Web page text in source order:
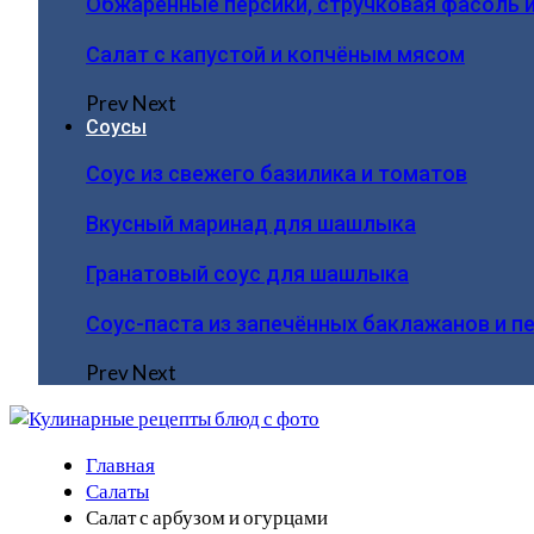
Салат с капустой и копчёным мясом
PrevNext
Соусы
Соус из свежего базилика и томатов
Вкусный маринад для шашлыка
Гранатовый соус для шашлыка
Соус-паста из запечённых баклажанов и
PrevNext
Главная
Салаты
Салат с арбузом и огурцами